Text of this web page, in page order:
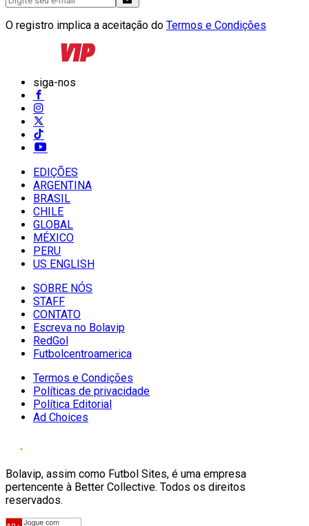
O registro implica a aceitação do Termos e Condições
siga-nos
EDIÇÕES
ARGENTINA
BRASIL
CHILE
GLOBAL
MÉXICO
PERU
US ENGLISH
SOBRE NÓS
STAFF
CONTATO
Escreva no Bolavip
RedGol
Futbolcentroamerica
Termos e Condições
Políticas de privacidade
Política Editorial
Ad Choices
Bolavip, assim como Futbol Sites, é uma empresa
pertencente à Better Collective. Todos os direitos
reservados.